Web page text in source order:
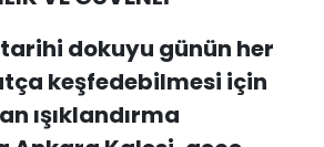
dokuyu günün her
keşfedebilmesi için
ışıklandırma